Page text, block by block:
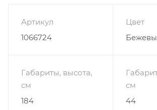
Артикул
1066724
Цвет
Габариты, высота,
см
184
см
44